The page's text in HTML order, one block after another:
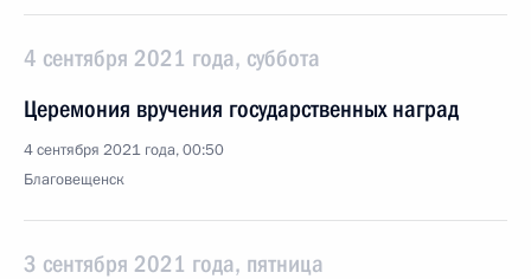
4 сентября 2021 года, суббота
Церемония вручения государственных наград
4 сентября 2021 года, 00:50
Благовещенск
3 сентября 2021 года, пятница